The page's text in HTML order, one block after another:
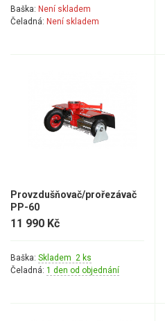
Baška: Není skladem
Čeladná: Není skladem
Provzdušňovač/prořezávač
PP-60
11 990 Kč
Baška: Skladem 2 ks
Čeladná: 1 den od objednání